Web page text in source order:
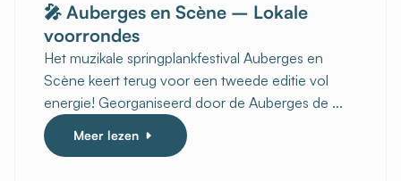
🎤 Auberges en Scène – Lokale
voorrondes
Het muzikale springplankfestival Auberges en
Scène keert terug voor een tweede editie vol
energie! Georganiseerd door de Auberges de ...
Meer lezen